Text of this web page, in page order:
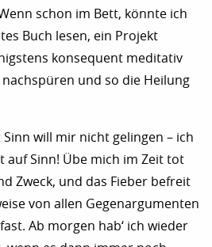
schon im Bett, könnte ich
Buch lesen, ein Projekt
konsequent meditativ
und so die Heilung
will mir nicht gelingen – ich
auf Sinn! Übe mich im Zeit tot
Zweck, und das Fieber befreit
von allen Gegenargumenten
Ab morgen hab‘ ich wieder